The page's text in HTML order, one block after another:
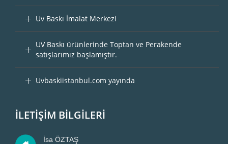
Uv Baskı İmalat Merkezi
UV Baskı ürünlerinde Toptan ve Perakende
satışlarımız başlamıştır.
Uvbaskiistanbul.com yayında
İLETİŞİM BİLGİLERİ
İsa ÖZTAŞ